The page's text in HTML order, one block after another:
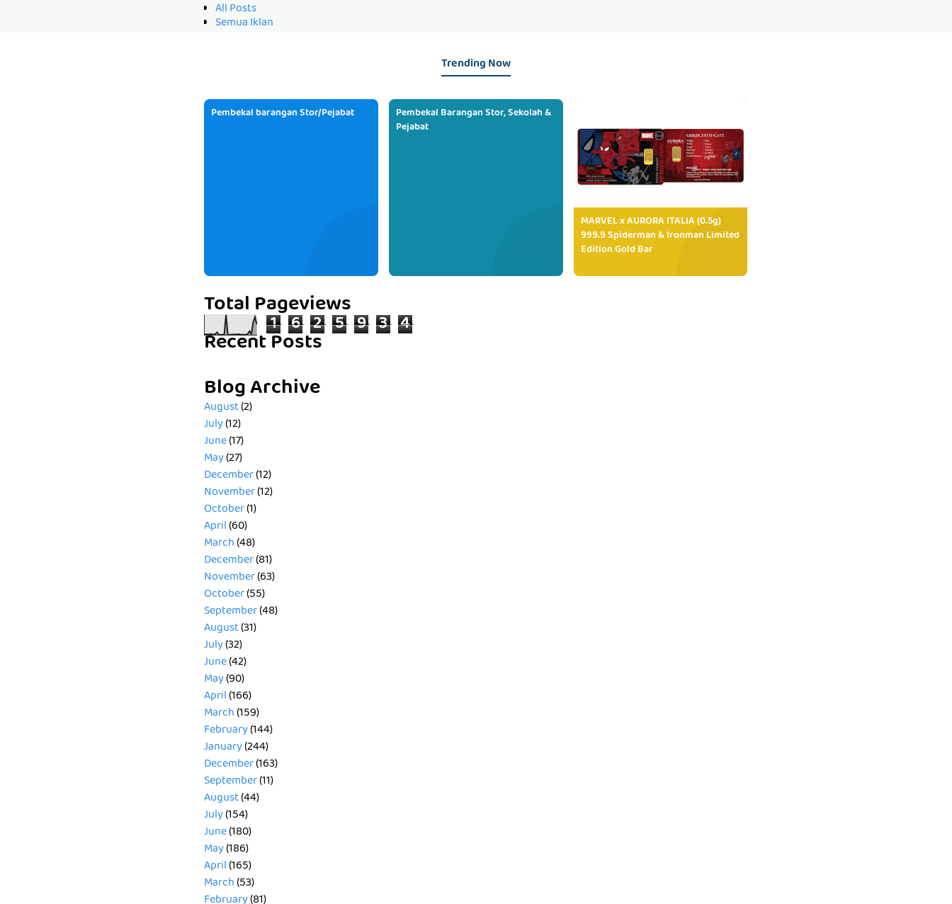
All Posts
Semua Iklan
Trending Now
Pembekal barangan Stor/Pejabat
Pembekal Barangan Stor, Sekolah &
Pejabat
MARVEL x AURORA ITALIA (0.5g)
999.9 Spiderman & Ironman Limited
Edition Gold Bar
Total Pageviews
1 6 2 5 9 3 4
Recent Posts
Blog Archive
August(2)
July(12)
June(17)
May(27)
December(12)
November(12)
October(1)
April(60)
March(48)
December(81)
November(63)
October(55)
September(48)
August(31)
July(32)
June(42)
May(90)
April(166)
March(159)
February(144)
January(244)
December(163)
September(11)
August(44)
July(154)
June(180)
May(186)
April(165)
March(53)